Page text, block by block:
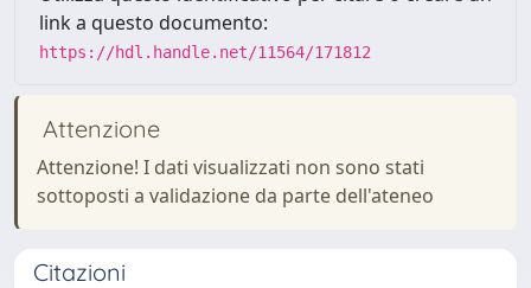
link a questo documento:
https://hdl.handle.net/11564/171812
Attenzione
Attenzione! I dati visualizzati non sono stati
sottoposti a validazione da parte dell'ateneo
Citazioni